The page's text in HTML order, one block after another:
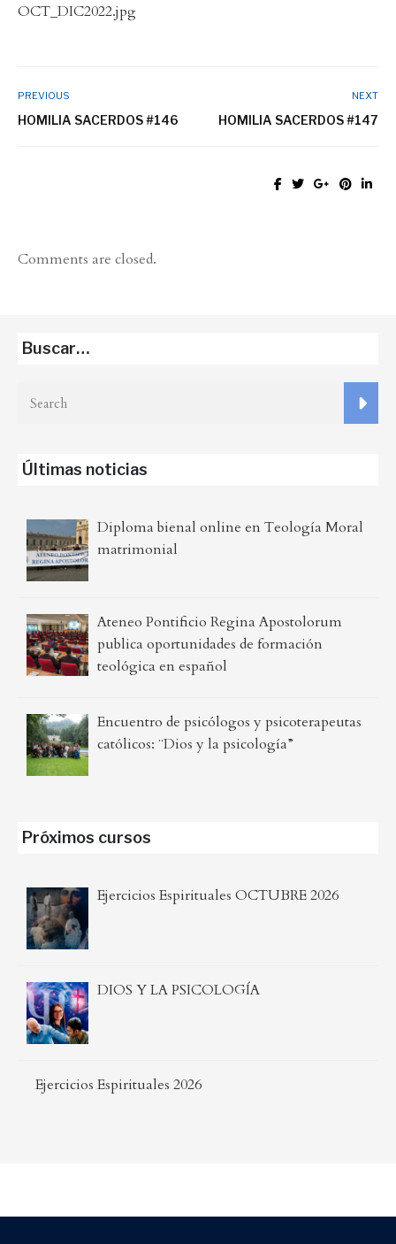
OCT_DIC2022.jpg
PREVIOUS
HOMILIA SACERDOS #146
NEXT
HOMILIA SACERDOS #147
Comments are closed.
Buscar…
Últimas noticias
Diploma bienal online en Teología Moral
matrimonial
Ateneo Pontificio Regina Apostolorum
publica oportunidades de formación
teológica en español
Encuentro de psicólogos y psicoterapeutas
católicos: ¨Dios y la psicología”
Próximos cursos
Ejercicios Espirituales OCTUBRE 2026
DIOS Y LA PSICOLOGÍA
Ejercicios Espirituales 2026